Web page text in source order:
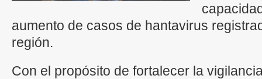
aumento de casos de hantavirus
región.
Con el propósito de fortalecer la